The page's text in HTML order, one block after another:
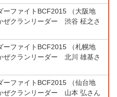
ーファイトBCF2015 （大阪地
ぜクランリーダー 渋谷 柾之さ
ーファイトBCF2015 （札幌地
ぜクランリーダー 北川 雄基さ
ーファイトBCF2015 （仙台地
ぜクランリーダー 山本 弘さん